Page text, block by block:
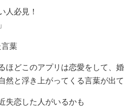
人必見！
葉
ほどこのアプリは恋愛をして、
然と浮き上がってくる言葉が出
失恋した人がいるかも